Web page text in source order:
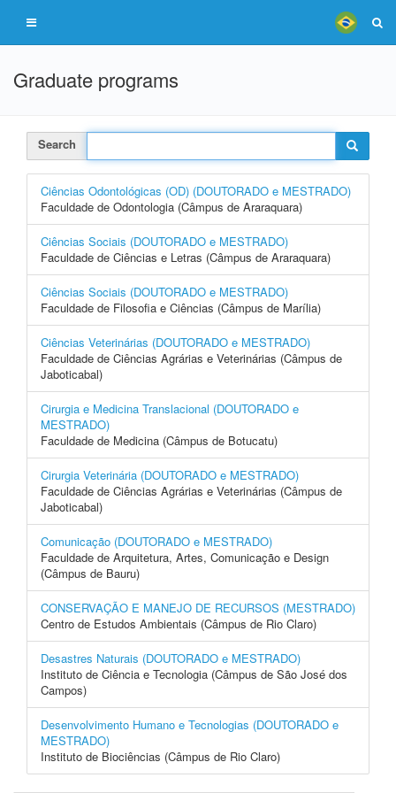
Graduate programs
Search
Ciências Odontológicas (OD) (DOUTORADO e MESTRADO)
Faculdade de Odontologia (Câmpus de Araraquara)
Ciências Sociais (DOUTORADO e MESTRADO)
Faculdade de Ciências e Letras (Câmpus de Araraquara)
Ciências Sociais (DOUTORADO e MESTRADO)
Faculdade de Filosofia e Ciências (Câmpus de Marília)
Ciências Veterinárias (DOUTORADO e MESTRADO)
Faculdade de Ciências Agrárias e Veterinárias (Câmpus de
Jaboticabal)
Cirurgia e Medicina Translacional (DOUTORADO e
MESTRADO)
Faculdade de Medicina (Câmpus de Botucatu)
Cirurgia Veterinária (DOUTORADO e MESTRADO)
Faculdade de Ciências Agrárias e Veterinárias (Câmpus de
Jaboticabal)
Comunicação (DOUTORADO e MESTRADO)
Faculdade de Arquitetura, Artes, Comunicação e Design
(Câmpus de Bauru)
CONSERVAÇÃO E MANEJO DE RECURSOS (MESTRADO)
Centro de Estudos Ambientais (Câmpus de Rio Claro)
Desastres Naturais (DOUTORADO e MESTRADO)
Instituto de Ciência e Tecnologia (Câmpus de São José dos
Campos)
Desenvolvimento Humano e Tecnologias (DOUTORADO e
MESTRADO)
Instituto de Biociências (Câmpus de Rio Claro)